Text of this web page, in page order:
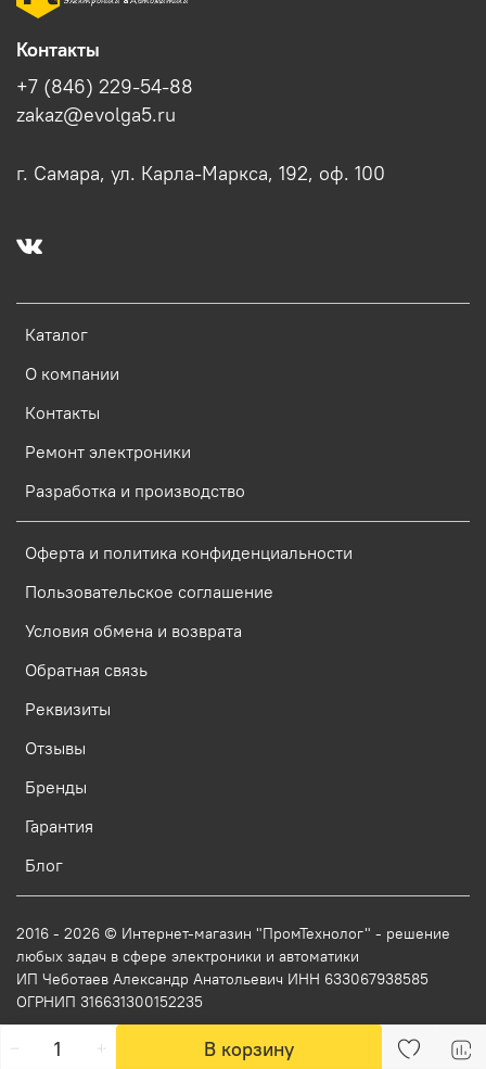
В корзину
Каталог
О компании
Контакты
Ремонт электроники
Разработка и производство
Оферта и политика конфиденциальности
Пользовательское соглашение
Условия обмена и возврата
Обратная связь
Реквизиты
Отзывы
Бренды
Гарантия
Блог
Контакты
+7 (846) 229-54-88
zakaz@evolga5.ru
г. Самара, ул. Карла-Маркса, 192, оф. 100
2016 - 2026 © Интернет-магазин "ПромТехнолог" - решение
любых задач в сфере электроники и автоматики
ИП Чеботаев Александр Анатольевич ИНН 633067938585
ОГРНИП 316631300152235